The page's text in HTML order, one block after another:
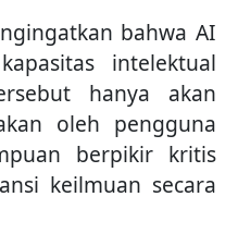
bahwa AI
intelektual
hanya akan
oleh pengguna
berpikir kritis
keilmuan secara